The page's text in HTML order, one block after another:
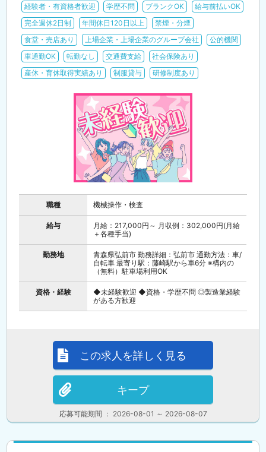
経験者・有資格者歓迎 学歴不問 ブランクOK
給与前払いOK
完全週休2日制
年間休日120日以上
禁煙・分煙
食堂・売店あり
上場企業・上場企業のグループ会社
公的機関
車通勤OK
転勤なし 交通費支給
社会保険あり
産休・育休取得実績あり
制服貸与 研修制度あり
職種 機械操作・検査
給与
月給：217,000円～ 月収例：302,000円(月給
＋各種手当)
勤務地
青森県弘前市 勤務詳細：弘前市 通勤方法：車/
自転車 最寄り駅：藤崎駅から車6分 ※構内の
（無料）駐車場利用OK
資格・経験
◆未経験歓迎 ◆資格・学歴不問 ◎製造業経験
がある方歓迎
応募可能期間 ： 2026-08-01 ～ 2026-08-07
この求人を詳しく見る
キープ